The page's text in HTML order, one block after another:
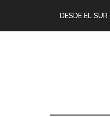
DESDE EL SUR